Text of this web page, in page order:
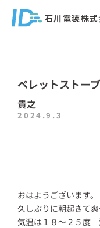
石川電装株
ペレットストー
貴之
2024.9.3
おはようございます。
久しぶりに朝起きて
気温は１８～２５度